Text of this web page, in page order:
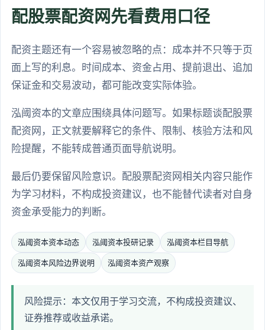
配股票配资网先看费用口径
配资主题还有一个容易被忽略的点：成本并不只等于页
面上写的利息。时间成本、资金占用、提前退出、追加
保证金和交易波动，都可能改变实际体验。
泓阈资本的文章应围绕具体问题写。如果标题谈配股票
配资网，正文就要解释它的条件、限制、核验方法和风
险提醒，不能转成普通页面导航说明。
最后仍要保留风险意识。配股票配资网相关内容只能作
为学习材料，不构成投资建议，也不能替代读者对自身
资金承受能力的判断。
泓阈资本资本动态 泓阈资本投研记录 泓阈资本栏目导航
泓阈资本风险边界说明 泓阈资本资产观察
风险提示：本文仅用于学习交流，不构成投资建议、
证券推荐或收益承诺。